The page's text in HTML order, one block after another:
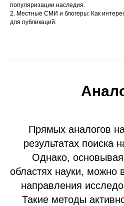
популяризации наследия.
2. Местные СМИ и блогеры: Как
для публикаций.
Прямых аналогов
результатах поиска
Однако,
областях науки, можно
направления
Такие методы